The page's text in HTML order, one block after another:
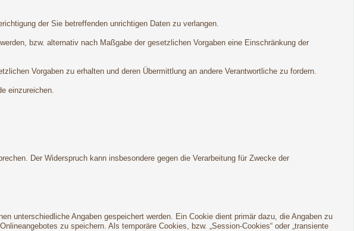
der Sie betreffenden unrichtigen Daten zu verlangen.
bzw. alternativ nach Maßgabe der gesetzlichen Vorgaben eine Einschränkung der
Vorgaben zu erhalten und deren Übermittlung an andere Verantwortliche zu fordern.
einzureichen.
Der Widerspruch kann insbesondere gegen die Verarbeitung für Zwecke der
unterschiedliche Angaben gespeichert werden. Ein Cookie dient primär dazu, die Angaben zu
zu speichern. Als temporäre Cookies, bzw. „Session-Cookies“ oder „transiente